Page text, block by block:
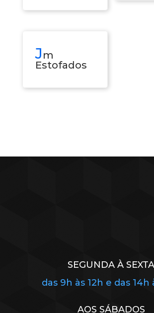
J m
Estofados
SEGUNDA À SEXTA
das 9h às 12h e das 14h
AOS SÁBADOS